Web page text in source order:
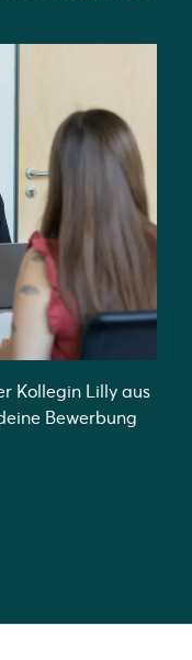
Kollegin Lilly aus
Bewerbung